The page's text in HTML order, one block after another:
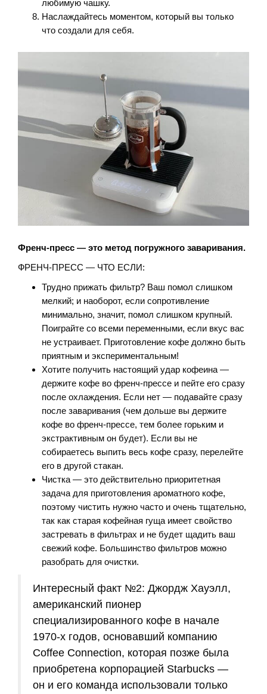
любимую чашку.
Наслаждайтесь моментом, который вы только
что создали для себя.
Френч-пресс — это метод погружного заваривания.
ФРЕНЧ-ПРЕСС — ЧТО ЕСЛИ:
Трудно прижать фильтр? Ваш помол слишком
мелкий; и наоборот, если сопротивление
минимально, значит, помол слишком крупный.
Поиграйте со всеми переменными, если вкус вас
не устраивает. Приготовление кофе должно быть
приятным и экспериментальным!
Хотите получить настоящий удар кофеина —
держите кофе во френч-прессе и пейте его сразу
после охлаждения. Если нет — подавайте сразу
после заваривания (чем дольше вы держите
кофе во френч-прессе, тем более горьким и
экстрактивным он будет). Если вы не
собираетесь выпить весь кофе сразу, перелейте
его в другой стакан.
Чистка — это действительно приоритетная
задача для приготовления ароматного кофе,
поэтому чистить нужно часто и очень тщательно,
так как старая кофейная гуща имеет свойство
застревать в фильтрах и не будет щадить ваш
свежий кофе. Большинство фильтров можно
разобрать для очистки.
Интересный факт №2: Джордж Хауэлл,
американский пионер
специализированного кофе в начале
1970-х годов, основавший компанию
Coffee Connection, которая позже была
приобретена корпорацией Starbucks —
он и его команда использовали только